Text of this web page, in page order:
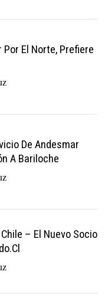
Por El Norte, Prefiere
De Andesmar
A Bariloche
– El Nuevo Socio